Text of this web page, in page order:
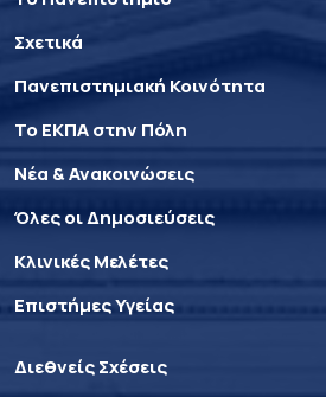
Σχετικά
Πανεπιστημιακή Κοινότητα
Το ΕΚΠΑ στην Πόλη
Νέα & Ανακοινώσεις
Όλες οι Δημοσιεύσεις
Κλινικές Μελέτες
Επιστήμες Υγείας
Διεθνείς Σχέσεις